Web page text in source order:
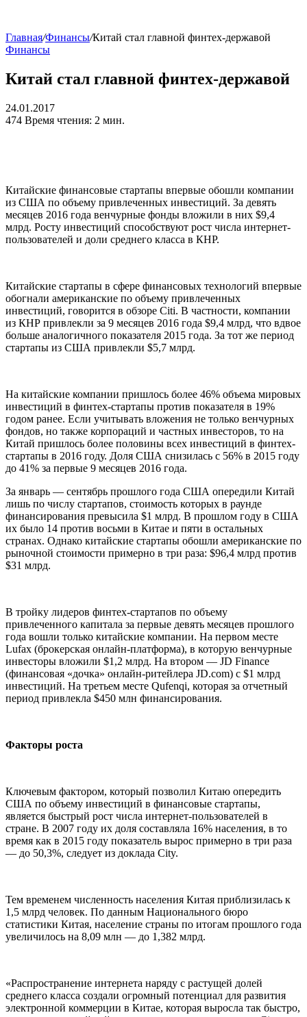
Главная/Финансы/Китай стал главной финтех-державой
Финансы
Китай стал главной финтех-державой
24.01.2017
474 Время чтения: 2 мин.
Китайские финансовые стартапы впервые обошли компании
из США по объему привлеченных инвестиций. За девять
месяцев 2016 года венчурные фонды вложили в них $9,4
млрд. Росту инвестиций способствуют рост числа интернет-
пользователей и доли среднего класса в КНР.
Китайские стартапы в сфере финансовых технологий впервые
обогнали американские по объему привлеченных
инвестиций, говорится в обзоре Citi. В частности, компании
из КНР привлекли за 9 месяцев 2016 года $9,4 млрд, что вдвое
больше аналогичного показателя 2015 года. За тот же период
стартапы из США привлекли $5,7 млрд.
На китайские компании пришлось более 46% объема мировых
инвестиций в финтех-стартапы против показателя в 19%
годом ранее. Если учитывать вложения не только венчурных
фондов, но также корпораций и частных инвесторов, то на
Китай пришлось более половины всех инвестиций в финтех-
стартапы в 2016 году. Доля США снизилась с 56% в 2015 году
до 41% за первые 9 месяцев 2016 года.
За январь — сентябрь прошлого года США опередили Китай
лишь по числу стартапов, стоимость которых в раунде
финансирования превысила $1 млрд. В прошлом году в США
их было 14 против восьми в Китае и пяти в остальных
странах. Однако китайские стартапы обошли американские по
рыночной стоимости примерно в три раза: $96,4 млрд против
$31 млрд.
В тройку лидеров финтех-стартапов по объему
привлеченного капитала за первые девять месяцев прошлого
года вошли только китайские компании. На первом месте
Lufax (брокерская онлайн-платформа), в которую венчурные
инвесторы вложили $1,2 млрд. На втором — JD Finance
(финансовая «дочка» онлайн-ритейлера JD.com) с $1 млрд
инвестиций. На третьем месте Qufenqi, которая за отчетный
период привлекла $450 млн финансирования.
Факторы роста
Ключевым фактором, который позволил Китаю опередить
США по объему инвестиций в финансовые стартапы,
является быстрый рост числа интернет-пользователей в
стране. В 2007 году их доля составляла 16% населения, в то
время как в 2015 году показатель вырос примерно в три раза
— до 50,3%, следует из доклада City.
Тем временем численность населения Китая приблизилась к
1,5 млрд человек. По данным Национального бюро
статистики Китая, население страны по итогам прошлого года
увеличилось на 8,09 млн — до 1,382 млрд.
«Распространение интернета наряду с растущей долей
среднего класса создали огромный потенциал для развития
электронной коммерции в Китае, которая выросла так быстро,